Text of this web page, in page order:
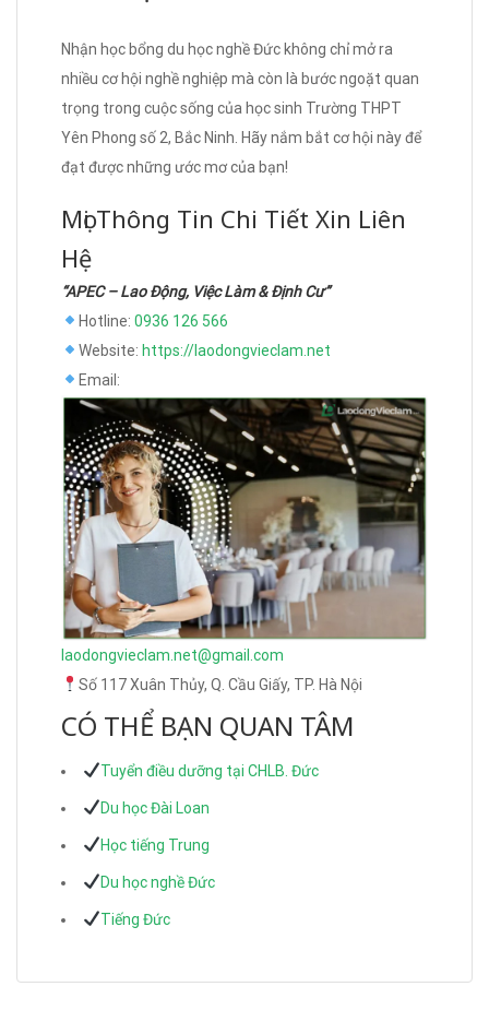
Nhận học bổng du học nghề Đức không chỉ mở ra
nhiều cơ hội nghề nghiệp mà còn là bước ngoặt quan
trọng trong cuộc sống của học sinh Trường THPT
Yên Phong số 2, Bắc Ninh. Hãy nắm bắt cơ hội này để
đạt được những ước mơ của bạn!
Mọi Thông Tin Chi Tiết Xin Liên
Hệ
“APEC – Lao Động, Việc Làm & Định Cư”
Hotline: 0936 126 566
Website: https://laodongvieclam.net
Email:
laodongvieclam.net@gmail.com
Số 117 Xuân Thủy, Q. Cầu Giấy, TP. Hà Nội
CÓ THỂ BẠN QUAN TÂM
Tuyển điều dưỡng tại CHLB. Đức
Du học Đài Loan
Học tiếng Trung
Du học nghề Đức
Tiếng Đức